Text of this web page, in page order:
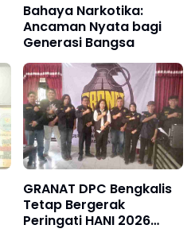
Bahaya Narkotika:
Ancaman Nyata bagi
Generasi Bangsa
GRANAT DPC Bengkalis
Tetap Bergerak
Peringati HANI 2026